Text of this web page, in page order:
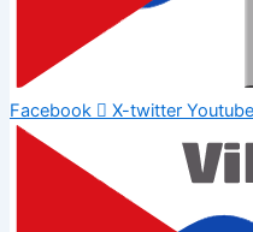
Facebook X-twitter Youtube